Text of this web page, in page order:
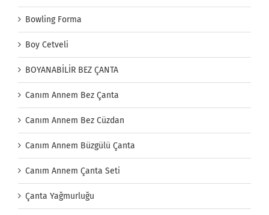
Bowling Forma
Boy Cetveli
BOYANABİLİR BEZ ÇANTA
Canım Annem Bez Çanta
Canım Annem Bez Cüzdan
Canım Annem Büzgülü Çanta
Canım Annem Çanta Seti
Çanta Yağmurluğu